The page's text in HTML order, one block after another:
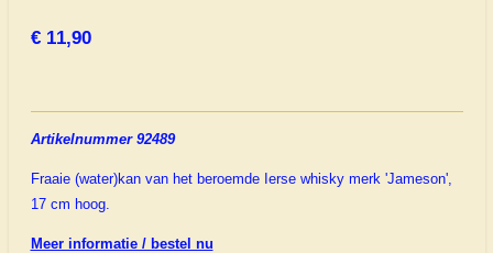
€ 11,90
Artikelnummer 92489
Fraaie (water)kan van het beroemde Ierse whisky merk 'Jameson',
17 cm hoog.
Meer informatie / bestel nu